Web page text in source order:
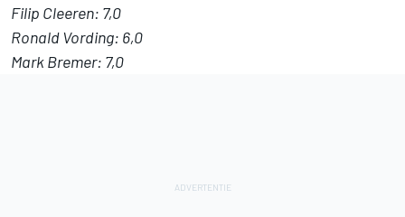
Filip Cleeren: 7,0
Ronald Vording: 6,0
Mark Bremer: 7,0